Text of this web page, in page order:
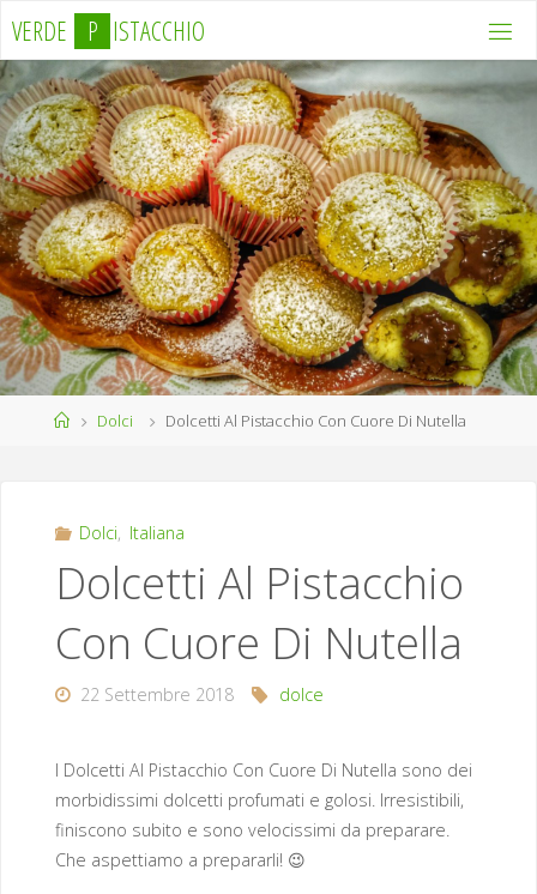
contenuto
VERDE P ISTACCHIO
HomeDolci Dolcetti Al Pistacchio Con Cuore Di Nutella
Dolci, Italiana
Dolcetti Al Pistacchio
Con Cuore Di Nutella
22 Settembre 2018 dolce
I Dolcetti Al Pistacchio Con Cuore Di Nutella sono dei
morbidissimi dolcetti profumati e golosi. Irresistibili,
finiscono subito e sono velocissimi da preparare.
Che aspettiamo a prepararli! 😉